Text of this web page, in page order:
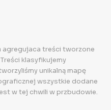
agregujaca treści tworzone
klasyfikujemy
unikalną mapę
wszystkie dodane
w tej chwili w przbudowie.